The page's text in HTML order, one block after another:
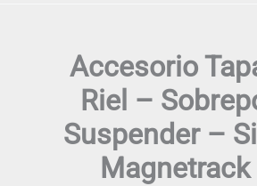
Accesorio
Riel –
Suspender –
Magnetrack